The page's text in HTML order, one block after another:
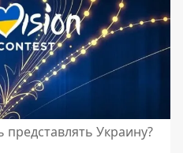
Украину?